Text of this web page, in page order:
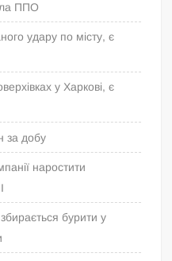
ППО
удару по місту, є
у Харкові, є
за добу
наростити
бурити у